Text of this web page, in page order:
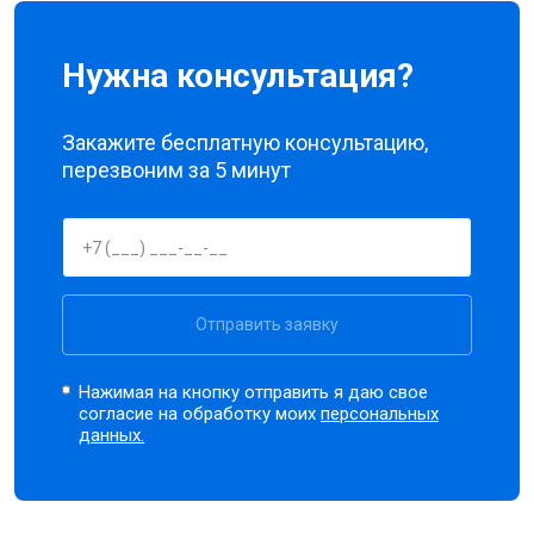
Нужна консультация?
Закажите бесплатную консультацию,
перезвоним за 5 минут
Отправить заявку
Нажимая на кнопку отправить я даю свое
согласие на обработку моихперсональных
данных.